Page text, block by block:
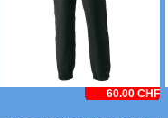
60.00 CHF